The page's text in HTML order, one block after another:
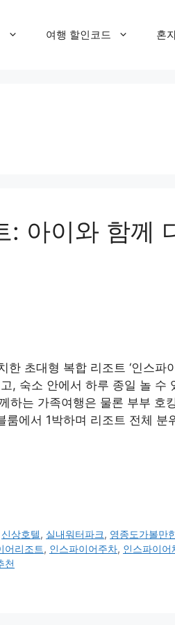
여행 할인코드 혼
: 아이와 함께
초대형 복합 리조트 ‘인스파
, 숙소 안에서 하루 종일 놀 수
하는 가족여행은 물론 부부 호
에서 1박하며 리조트 전체 분
신상호텔, 실내워터파크, 영종도가볼만
어리조트, 인스파이어주차, 인스파이어
천